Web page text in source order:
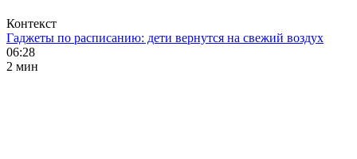
Контекст
Гаджеты по расписанию: дети вернутся на свежий воздух
06:28
2 мин